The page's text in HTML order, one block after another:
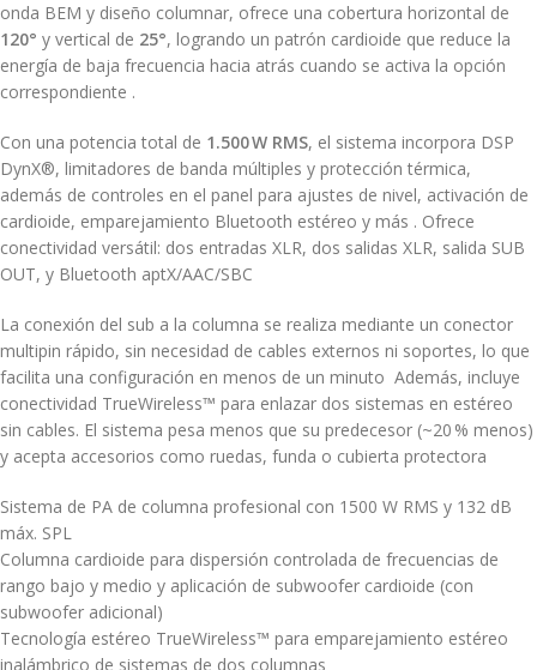
onda BEM y diseño columnar, ofrece una cobertura horizontal de
120° y vertical de 25°, logrando un patrón cardioide que reduce la
energía de baja frecuencia hacia atrás cuando se activa la opción
correspondiente .
Con una potencia total de 1.500 W RMS, el sistema incorpora DSP
DynX®, limitadores de banda múltiples y protección térmica,
además de controles en el panel para ajustes de nivel, activación de
cardioide, emparejamiento Bluetooth estéreo y más . Ofrece
conectividad versátil: dos entradas XLR, dos salidas XLR, salida SUB
OUT, y Bluetooth aptX/AAC/SBC
La conexión del sub a la columna se realiza mediante un conector
multipin rápido, sin necesidad de cables externos ni soportes, lo que
facilita una configuración en menos de un minuto Además, incluye
conectividad TrueWireless™ para enlazar dos sistemas en estéreo
sin cables. El sistema pesa menos que su predecesor (~20 % menos)
y acepta accesorios como ruedas, funda o cubierta protectora
Sistema de PA de columna profesional con 1500 W RMS y 132 dB
máx. SPL
Columna cardioide para dispersión controlada de frecuencias de
rango bajo y medio y aplicación de subwoofer cardioide (con
subwoofer adicional)
Tecnología estéreo TrueWireless™ para emparejamiento estéreo
inalámbrico de sistemas de dos columnas